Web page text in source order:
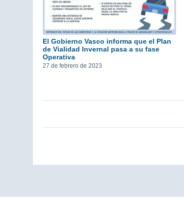
El Gobierno Vasco informa que el Plan
de Vialidad Invernal pasa a su fase
Operativa
27 de febrero de 2023